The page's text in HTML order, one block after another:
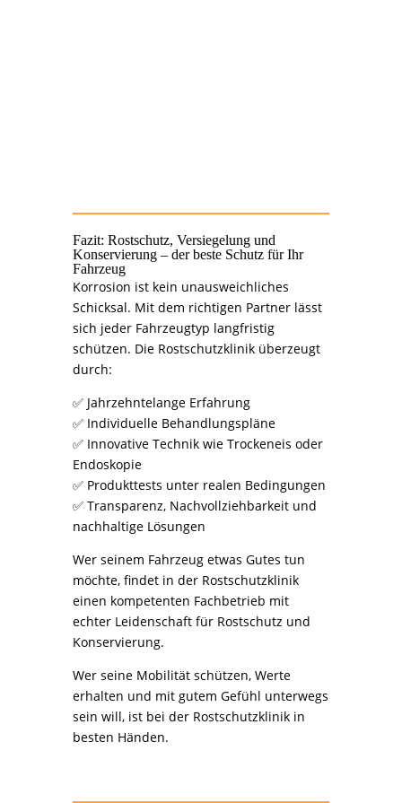
Fazit: Rostschutz, Versiegelung und
Konservierung – der beste Schutz für Ihr
Fahrzeug
Korrosion ist kein unausweichliches
Schicksal. Mit dem richtigen Partner lässt
sich jeder Fahrzeugtyp langfristig
schützen. Die Rostschutzklinik überzeugt
durch:
✅ Jahrzehntelange Erfahrung
✅ Individuelle Behandlungspläne
✅ Innovative Technik wie Trockeneis oder
Endoskopie
✅ Produkttests unter realen Bedingungen
✅ Transparenz, Nachvollziehbarkeit und
nachhaltige Lösungen
Wer seinem Fahrzeug etwas Gutes tun
möchte, findet in der Rostschutzklinik
einen kompetenten Fachbetrieb mit
echter Leidenschaft für Rostschutz und
Konservierung.
Wer seine Mobilität schützen, Werte
erhalten und mit gutem Gefühl unterwegs
sein will, ist bei der Rostschutzklinik in
besten Händen.